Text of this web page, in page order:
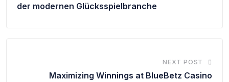
der modernen Glücksspielbranche
NEXT POST
Maximizing Winnings at BlueBetz Casino